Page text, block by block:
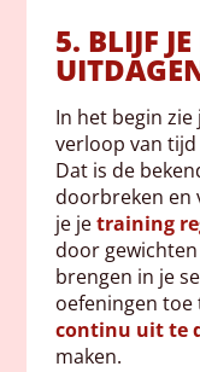
5. BLIJF
In het begin
verloop van
Dat is de
doorbreken en
je jetraining
door
brengen in je
oefeningen toe
continu uit te
maken.